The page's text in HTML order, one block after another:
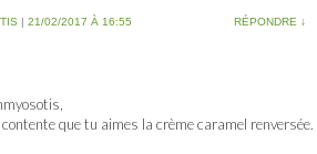
| 21/02/2017 À 16:55 RÉPONDRE ↓
contente que tu aimes la crème caramel renversée.